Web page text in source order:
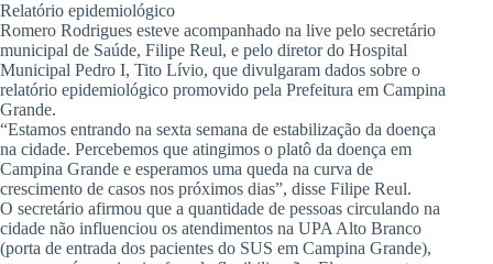
Relatório epidemiológico
Romero Rodrigues esteve acompanhado na live pelo secretário
municipal de Saúde, Filipe Reul, e pelo diretor do Hospital
Municipal Pedro I, Tito Lívio, que divulgaram dados sobre o
relatório epidemiológico promovido pela Prefeitura em Campina
Grande.
“Estamos entrando na sexta semana de estabilização da doença
na cidade. Percebemos que atingimos o platô da doença em
Campina Grande e esperamos uma queda na curva de
crescimento de casos nos próximos dias”, disse Filipe Reul.
O secretário afirmou que a quantidade de pessoas circulando na
cidade não influenciou os atendimentos na UPA Alto Branco
(porta de entrada dos pacientes do SUS em Campina Grande),